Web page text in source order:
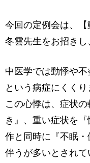
今回の定例会は、
冬雲先生をお招きし
中医学では動悸や不
という病症にくくり
この心悸は、症状
き』、重い症状を
作と同時に『不眠
伴うが多いとされて